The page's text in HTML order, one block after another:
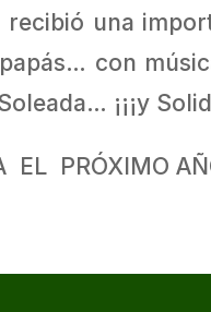
una
con
¡¡¡y
EL PRÓXIMO